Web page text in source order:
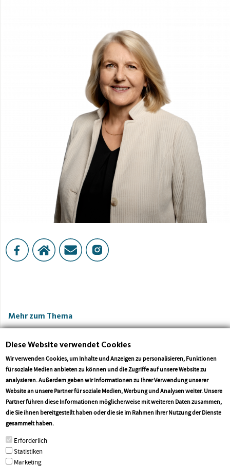
Mehr zum Thema
CDU-Landtagsfraktion bringt
den Weg
Landesregierung bleibt
Diese Website verwendet Cookies
Wir verwenden Cookies, um Inhalte und Anzeigen zu personalisieren, Funktionen
für soziale Medien anbieten zu können und die Zugriffe auf unsere Website zu
analysieren. Außerdem geben wir Informationen zu Ihrer Verwendung unserer
Website an unsere Partner für soziale Medien, Werbung und Analysen weiter. Unsere
Partner führen diese Informationen möglicherweise mit weiteren Daten zusammen,
die Sie ihnen bereitgestellt haben oder die sie im Rahmen Ihrer Nutzung der Dienste
gesammelt haben.
Erforderlich
Statistiken
Marketing